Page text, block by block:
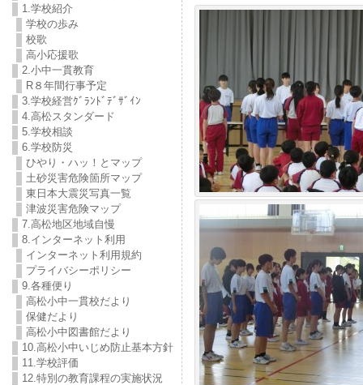
1.学校紹介
学校の歩み
校歌
高小応援歌
2.小中一貫教育
R８年間行事予定
3.学校経営ｸﾞﾗﾝﾄﾞﾃﾞｻﾞｲﾝ
4.高松スタンダード
5.学校相談
6.学校防災
ひやり・ハッ！とマップ
土砂災害危険箇所マップ
東日本大震災写真一覧
津波災害危険マップ
7.高松地区地域自慢
8.インターネット利用
インターネット利用規約
プライバシーポリシー
9.各種便り
高松小中一貫校だより
保健だより
高松小中図書館だより
10.高松小中いじめ防止基本方針
11.学校評価
12.特別の教育課程の実施状況